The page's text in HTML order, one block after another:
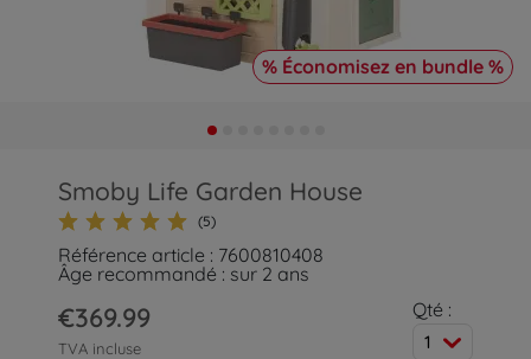
% Économisez en bundle %
Smoby Life Garden House
(5)
Référence article : 7600810408
Âge recommandé : sur 2 ans
€369.99
TVA incluse
Qté :
1